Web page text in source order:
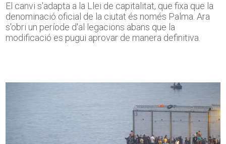
El canvi s'adapta a la Llei de capitalitat, que fixa que la
denominació oficial de la ciutat és només Palma. Ara
s'obri un període d'al·legacions abans que la
modificació es pugui aprovar de manera definitiva.